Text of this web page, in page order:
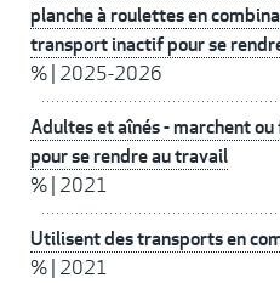
planche à roulettes en
transport inactif pour se
% 2025-2026
Adultes et aînés - marchent
pour se rendre au travail
% 2021
Utilisent des transports en
% 2021